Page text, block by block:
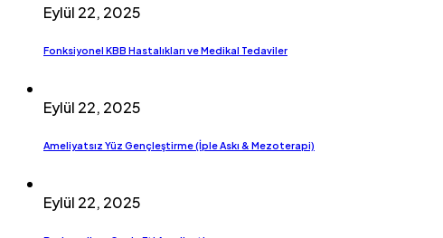
Eylül 22, 2025
Fonksiyonel KBB Hastalıkları ve Medikal Tedaviler
Eylül 22, 2025
Ameliyatsız Yüz Gençleştirme (İple Askı & Mezoterapi)
Eylül 22, 2025